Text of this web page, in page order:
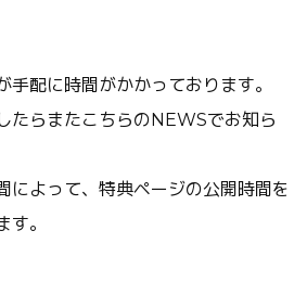
手配に時間がかかっております。
たらまたこちらのNEWSでお知ら
によって、特典ページの公開時間を
。